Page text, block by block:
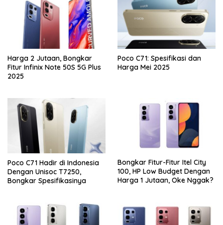
Harga 2 Jutaan, Bongkar
Fitur Infinix Note 50S 5G Plus
2025
Poco C71: Spesifikasi dan
Harga Mei 2025
Poco C71 Hadir di Indonesia
Dengan Unisoc T7250,
Bongkar Spesifikasinya
Bongkar Fitur-Fitur Itel City
100, HP Low Budget Dengan
Harga 1 Jutaan, Oke Nggak?